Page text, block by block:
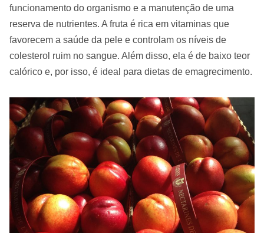
funcionamento do organismo e a manutenção de uma
reserva de nutrientes. A fruta é rica em vitaminas que
favorecem a saúde da pele e controlam os níveis de
colesterol ruim no sangue. Além disso, ela é de baixo teor
calórico e, por isso, é ideal para dietas de emagrecimento.